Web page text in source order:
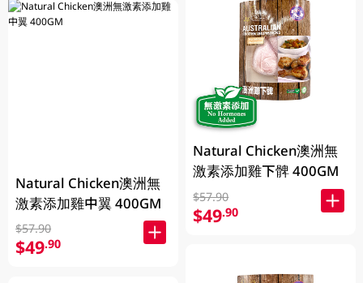
Natural Chicken澳洲無
激素添加雞中翼 400GM
$57.90
$49.90
Natural Chicken澳洲無
激素添加雞下髀 400GM
$57.90
$49.90